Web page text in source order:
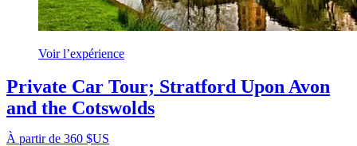
Voir l’expérience
Private Car Tour; Stratford Upon Avon
and the Cotswolds
À partir de 360 $US